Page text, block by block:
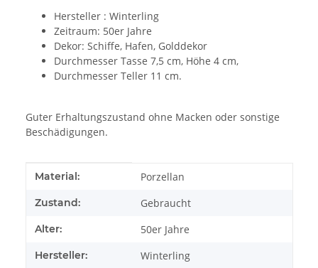
Hersteller : Winterling
Zeitraum: 50er Jahre
Dekor: Schiffe, Hafen, Golddekor
Durchmesser Tasse 7,5 cm, Höhe 4 cm,
Durchmesser Teller 11 cm.
Guter Erhaltungszustand ohne Macken oder sonstige
Beschädigungen.
Produkteigenschaft
Wert
Material: Porzellan
Zustand: Gebraucht
Alter: 50er Jahre
Hersteller: Winterling